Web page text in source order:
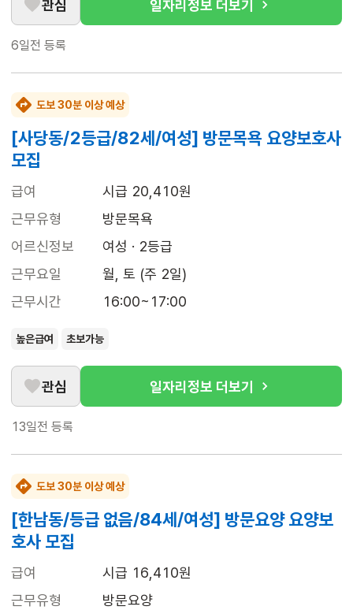
관심 일자리정보 더보기
6일전 등록
도보 30분 이상 예상
[사당동/2등급/82세/여성] 방문목욕 요양보호사
모집
급여
시급 20,410원
근무유형
방문목욕
어르신정보
여성 · 2등급
근무요일
월, 토 (주 2일)
근무시간
16:00~17:00
높은급여 초보가능
관심 일자리정보 더보기
13일전 등록
도보 30분 이상 예상
[한남동/등급 없음/84세/여성] 방문요양 요양보
호사 모집
급여
시급 16,410원
근무유형
방문요양